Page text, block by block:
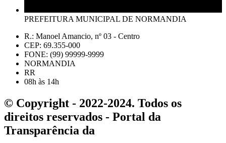
PREFEITURA MUNICIPAL DE NORMANDIA
R.: Manoel Amancio, nº 03 - Centro
CEP: 69.355-000
FONE: (99) 99999-9999
NORMANDIA
RR
08h às 14h
© Copyright - 2022-2024. Todos os
direitos reservados - Portal da
Transparência da